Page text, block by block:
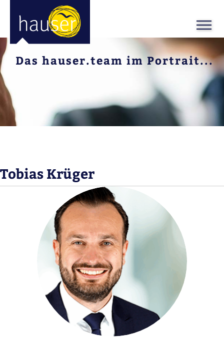
Das hauser.team im Portrait...
Tobias Krüger